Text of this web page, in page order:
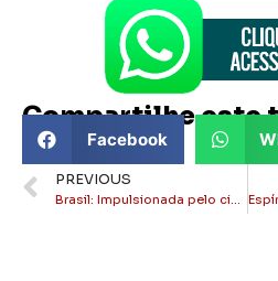
Compartilhe este
Facebook
PREVIOUS
Brasil: Impulsionada pelo ciclo pecuário, inflação de alimentos deve dobrar em 2026